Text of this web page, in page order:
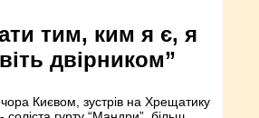
тим, ким я є, я
двірником”
Києвом, зустрів на Хрещатику